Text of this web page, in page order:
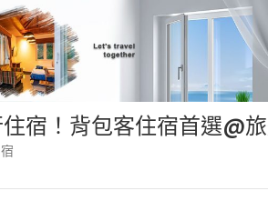
宿！背包客住宿首選@